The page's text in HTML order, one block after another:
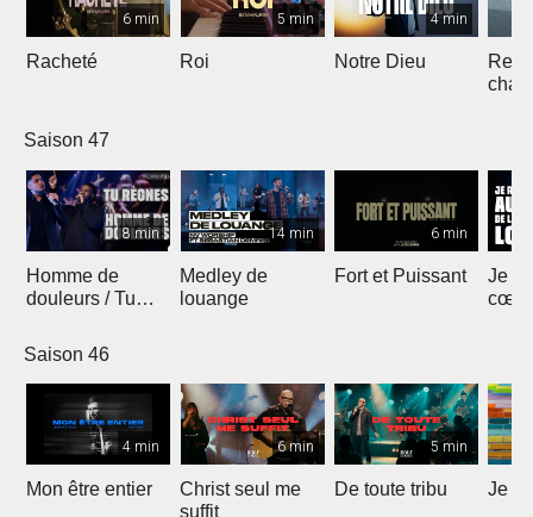
6 min
Racheté
5 min
Roi
4 min
Notre Dieu
chant
Saison 47
8 min
Homme de
douleurs / Tu
14 min
Medley de
louange
6 min
Fort et Puissant
Je
cœur
Saison 46
4 min
Mon être entier
6 min
Christ seul me
suffit
5 min
De toute tribu Je